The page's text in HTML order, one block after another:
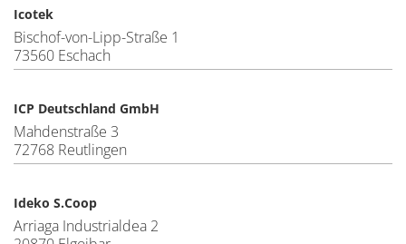
Icotek
Bischof-von-Lipp-Straße 1
73560 Eschach
ICP Deutschland GmbH
Mahdenstraße 3
72768 Reutlingen
Ideko S.Coop
Arriaga Industrialdea 2